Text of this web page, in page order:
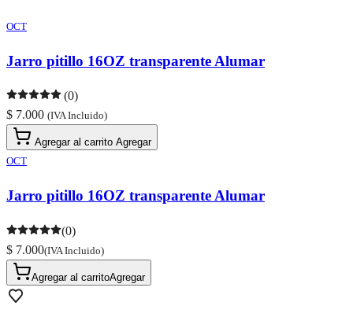
OCT
Jarro pitillo 16OZ transparente Alumar
(0)
$ 7.000 (IVA Incluido)
Agregar al carrito Agregar
OCT
Jarro pitillo 16OZ transparente Alumar
(0)
$ 7.000(IVA Incluido)
Agregar al carritoAgregar